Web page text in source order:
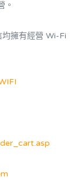
。
擁有經營 Wi-Fi